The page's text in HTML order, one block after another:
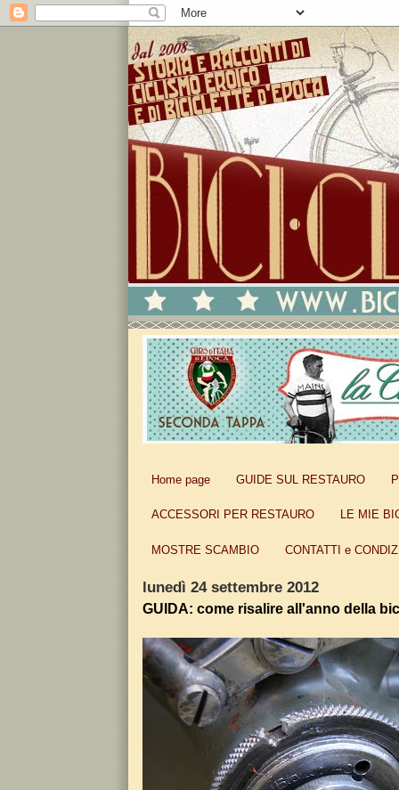
Home page GUIDE SUL RESTAURO
ACCESSORI PER RESTAURO LE MIE
MOSTRE SCAMBIO CONTATTI e
lunedì 24 settembre 2012
GUIDA: come risalire all'anno della